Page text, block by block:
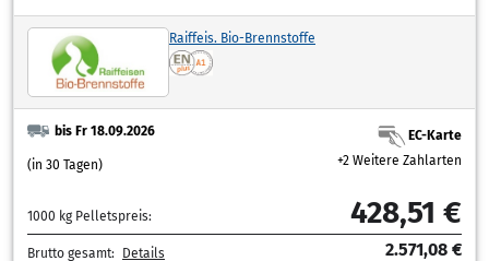
Raiffeis. Bio-Brennstoffe
bis Fr 18.09.2026
(in 30 Tagen)
EC-Karte
+2 Weitere Zahlarten
1000 kg Pelletspreis: 428,51 €
Brutto gesamt: Details 2.571,08 €